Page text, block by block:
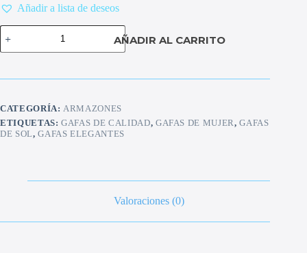
Añadir a lista de deseos
Gafas
elegantes
de
kuru
AÑADIR AL CARRITO
CATEGORÍA: ARMAZONES
ETIQUETAS:GAFAS DE CALIDAD, GAFAS DE MUJER,GAFAS
DE SOL,GAFAS ELEGANTES
Valoraciones (0)